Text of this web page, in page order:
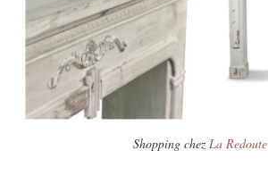
Shopping chez La Redoute